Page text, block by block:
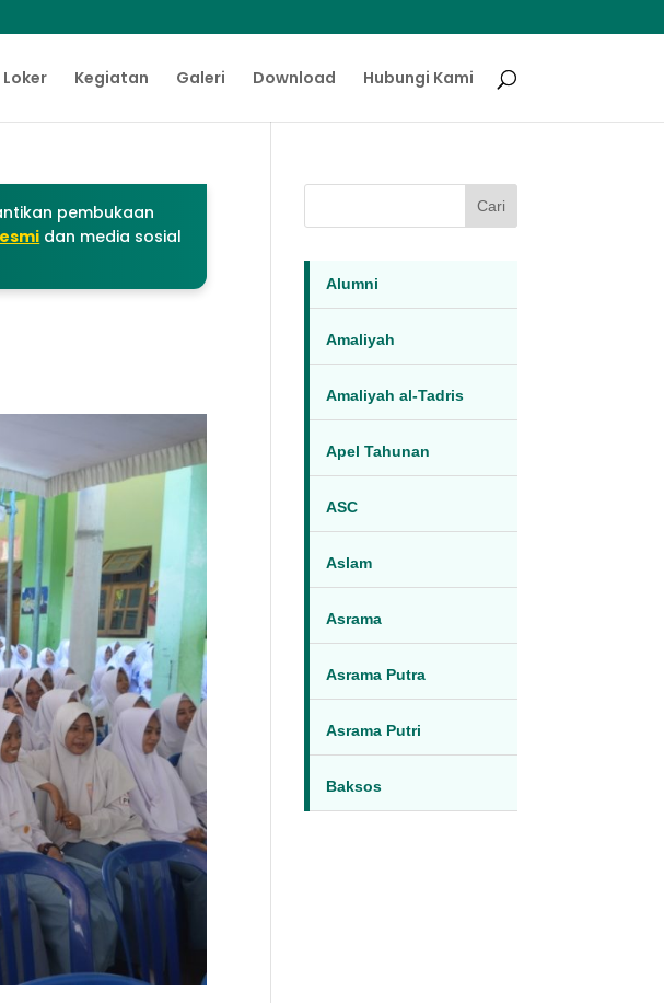
Loker Kegiatan Galeri Download Hubungi Kami
pembukaan
dan media sosial
Cari
Alumni
Amaliyah
Amaliyah al-Tadris
Apel Tahunan
ASC
Aslam
Asrama
Asrama Putra
Asrama Putri
Baksos